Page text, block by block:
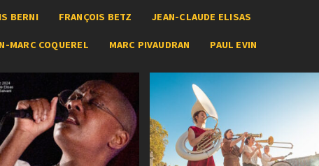
BERNI FRANÇOIS BETZ JEAN-CLAUDE ELISAS
MARC COQUEREL MARC PIVAUDRAN PAUL EVIN